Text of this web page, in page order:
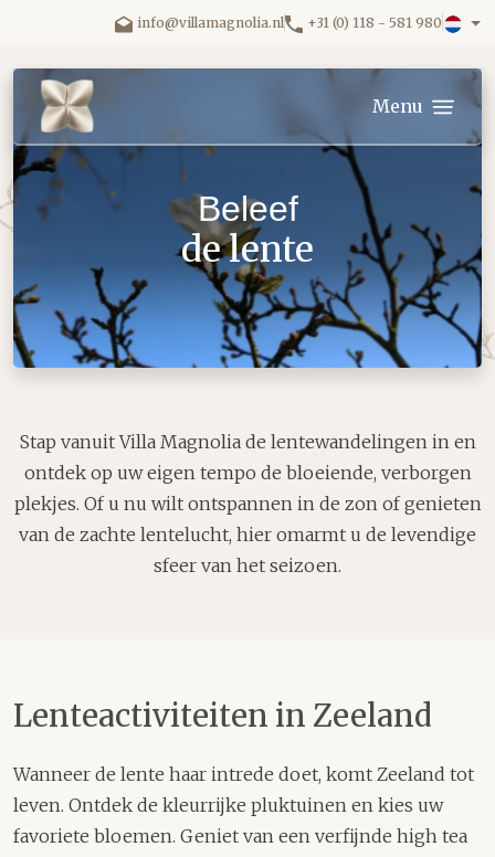
Ga direct naar inhoud.info@villamagnolia.nl +31 (0) 118 - 581 980
Villa Magnolia logo Menu
Beleef
de lente
Stap vanuit Villa Magnolia de lentewandelingen in en
ontdek op uw eigen tempo de bloeiende, verborgen
plekjes. Of u nu wilt ontspannen in de zon of genieten
van de zachte lentelucht, hier omarmt u de levendige
sfeer van het seizoen.
Lenteactiviteiten in Zeeland
Wanneer de lente haar intrede doet, komt Zeeland tot
leven. Ontdek de kleurrijke pluktuinen en kies uw
favoriete bloemen. Geniet van een verfijnde high tea